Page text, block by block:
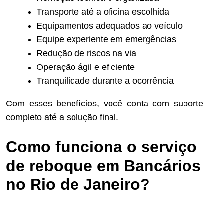
Transporte até a oficina escolhida
Equipamentos adequados ao veículo
Equipe experiente em emergências
Redução de riscos na via
Operação ágil e eficiente
Tranquilidade durante a ocorrência
Com esses benefícios, você conta com suporte
completo até a solução final.
Como funciona o serviço
de reboque em Bancários
no Rio de Janeiro?